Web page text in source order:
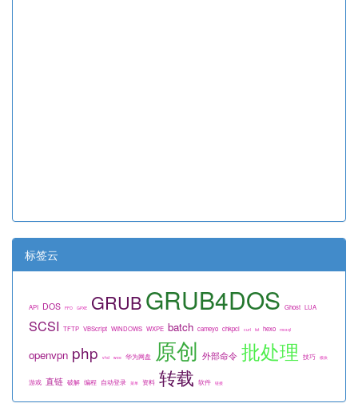
标签云
API DOS FFO GPXE GRUBGRUB4DOS Ghost LUA
SCSI TFTP VBScript WINDOWS WXPE batch cameyo chkpci curl fat hexo mssql
openvpn php vhd wee 华为网盘 原创 外部命令 批处理 技巧 模块
游戏 直链 破解 编程 自动登录 菜单 资料 转载 软件 链接